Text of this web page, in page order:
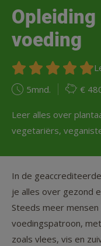
voeding
Leer alles over
vegetariërs,
5mnd. €
In de
je alles over gezond
Steeds meer
voedingspatroon,
zoals vlees, vis en